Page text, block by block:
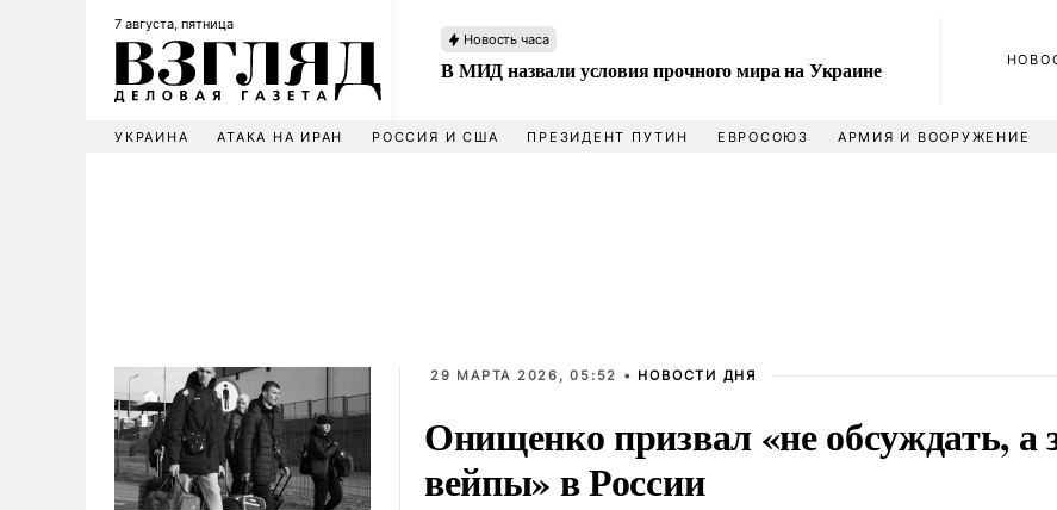
7 августа, пятница
Новость часа
В МИД назвали условия прочного мира на Украине
УКРАИНА АТАКА НА ИРАН РОССИЯ И США ПРЕЗИДЕНТ ПУТИН ЕВРОСОЮЗ АРМИЯ И ВООРУЖЕНИЕ
29 МАРТА 2026, 05:52 • НОВОСТИ ДНЯ
Онищенко призвал «не обсуждать, а
вейпы» в России